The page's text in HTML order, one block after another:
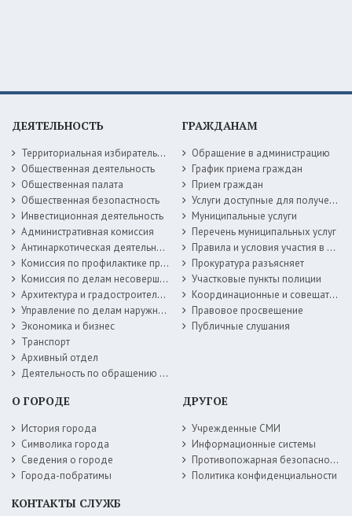
ДЕЯТЕЛЬНОСТЬ
Территориальная избирательная комиссия
Общественная деятельность
Общественная палата
Общественная безопастность
Инвестиционная деятельность
Административная комиссия
Антинаркотическая деятельность
Комиссия по профилактике правонарушений
Комиссия по делам несовершеннолетних
Архитектура и градостроительство
Управление по делам наружной рекламы
Экономика и бизнес
Транспорт
Архивный отдел
Деятельность по обращению с животными без владельцев
ГРАЖДАНАМ
Обращение в администрацию
График приема граждан
Прием граждан
Услуги доступные для получения в электронной форме
Муниципальные услуги
Перечень муниципальных услуг
Правила и условия участия в жилищных программах
Прокуратура разъясняет
Участковые пункты полиции
Координационные и совещательные органы
Правовое просвещение
Публичные слушания
О ГОРОДЕ
История города
Символика города
Сведения о городе
Города-побратимы
ДРУГОЕ
Учрежденные СМИ
Информационные системы
Противопожарная безопасность
Политика конфиденциальности
КОНТАКТЫ СЛУЖБ